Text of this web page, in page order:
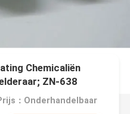
Chemicaliën
ZN-638
：Onderhandelbaar